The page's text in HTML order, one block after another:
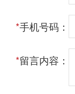
*手机号码：
*留言内容：